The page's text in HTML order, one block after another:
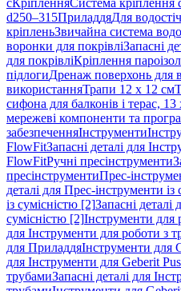
сКріпленняСистема кріплення
d250–315ПриладдяДля
кріпленьЗвичайна система
воронки для покрівліЗапасні
для покрівліКріплення
підлогиДренаж поверхонь для
використанняТрапи 12 x 12 см
сифона для балконів і терас,
мережеві компоненти та
забезпеченняІнструменти
FlowFitЗапасні деталі для
FlowFitРучні пресінструменти
пресінструментиПрес-
деталі для Прес-інструменти із
із сумісністю [2]Запасні деталі
сумісністю [2]Інструменти для
для Інструменти для роботи з
для ПриладдяІнструменти для
для Інструменти для Geberit
трубамиЗапасні деталі для